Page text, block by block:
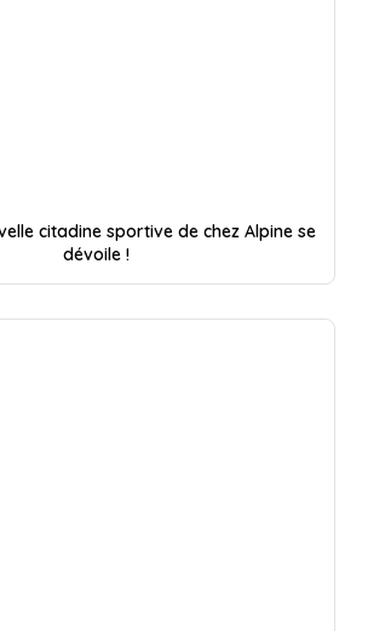
citadine sportive de chez Alpine se
dévoile !